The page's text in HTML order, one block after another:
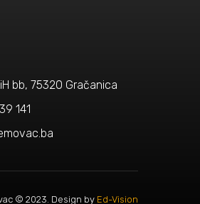
bb, 75320 Gračanica
141
© 2023. Design by Ed-Vision